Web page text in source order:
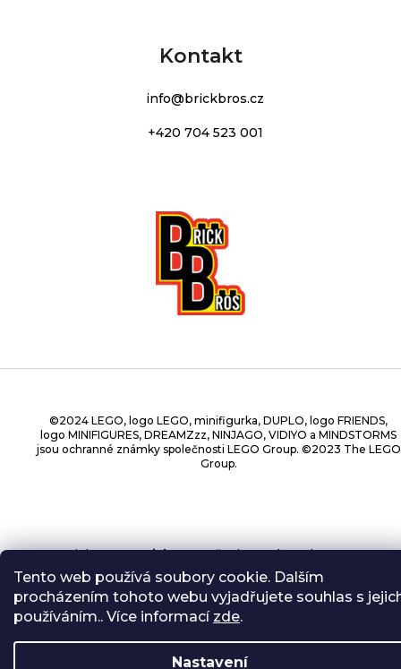
Tento web používá soubory cookie. Dalším
procházením tohoto webu vyjadřujete souhlas s
používáním.. Více informací zde.
Nastavení
Kontakt
info@brickbros.cz
+420 704 523 001
©2024 LEGO, logo LEGO, minifigurka, DUPLO, logo FRIENDS,
logo MINIFIGURES, DREAMZzz, NINJAGO, VIDIYO a MINDSTORMS
jsou ochranné známky společnosti LEGO Group. ©2023 The LEGO
Group.
Copyright 2026BrickBros. Všechna práva vyhrazena.